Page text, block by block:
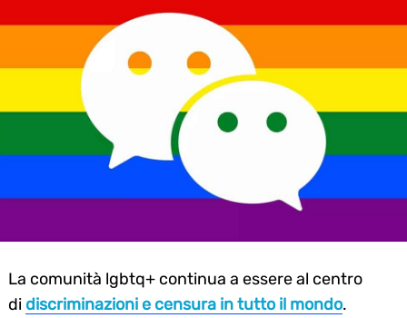
La comunità lgbtq+ continua a essere al centro
di discriminazioni e censura in tutto il mondo.